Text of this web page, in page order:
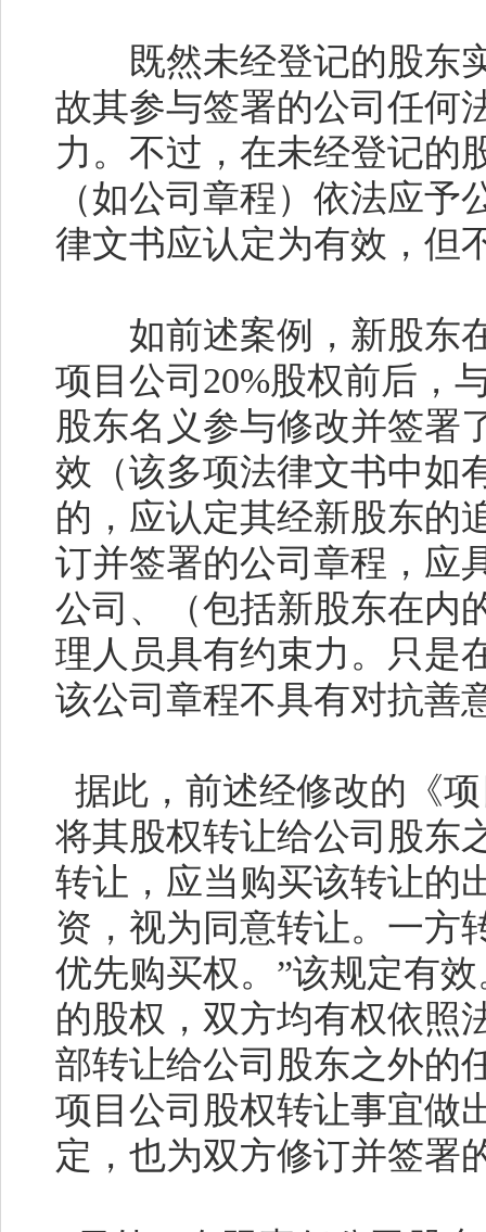
既然未经登记的股东实
故其参与签署的公司任何
力。不过，在未经登记的
（如公司章程）依法应
律文书应认定为有效，但
如前述案例，新股东在
项目公司 20%股权前后，
股东名义参与修改并签署
效（该多项法律文书中如
的，应认定其经新股东的
订并签署的公司章程，应
公司、（包括新股东在内
理人员具有约束力。只是
该公司章程不具有对抗善
据此，前述经修改的《
将其股权转让给公司股东
转让，应当购买该转让的
资，视为同意转让。一方
优先购买权。”该规定有
的股权，双方均有权依照
部转让给公司股东之外的
项目公司股权转让事宜做
定，也为双方修订并签署